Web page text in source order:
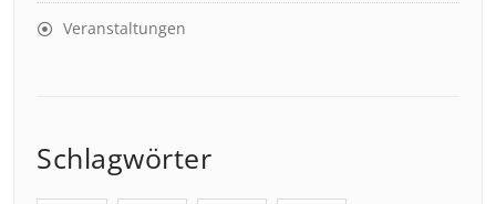
Veranstaltungen
Schlagwörter